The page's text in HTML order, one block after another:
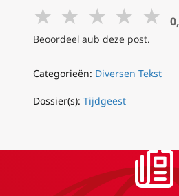
★ ★ ★ ★ ★
Beoordeel aub deze post.
Categorieën: Diversen Tekst
Dossier(s): Tijdgeest